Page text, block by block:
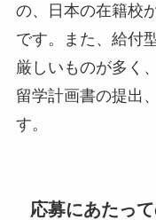
の、日本の在籍校
です。また、給付
厳しいものが多く
留学計画書の提出
す。
応募にあたっ